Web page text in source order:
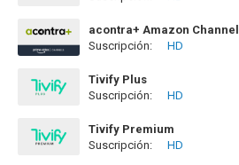
acontra+ Amazon Channel
Suscripción:
HD
Tivify Plus
Disponible hasta el Mié, 09
Suscripción: HD
Tivify Premium
Disponible hasta el Mié, 09
Suscripción: HD